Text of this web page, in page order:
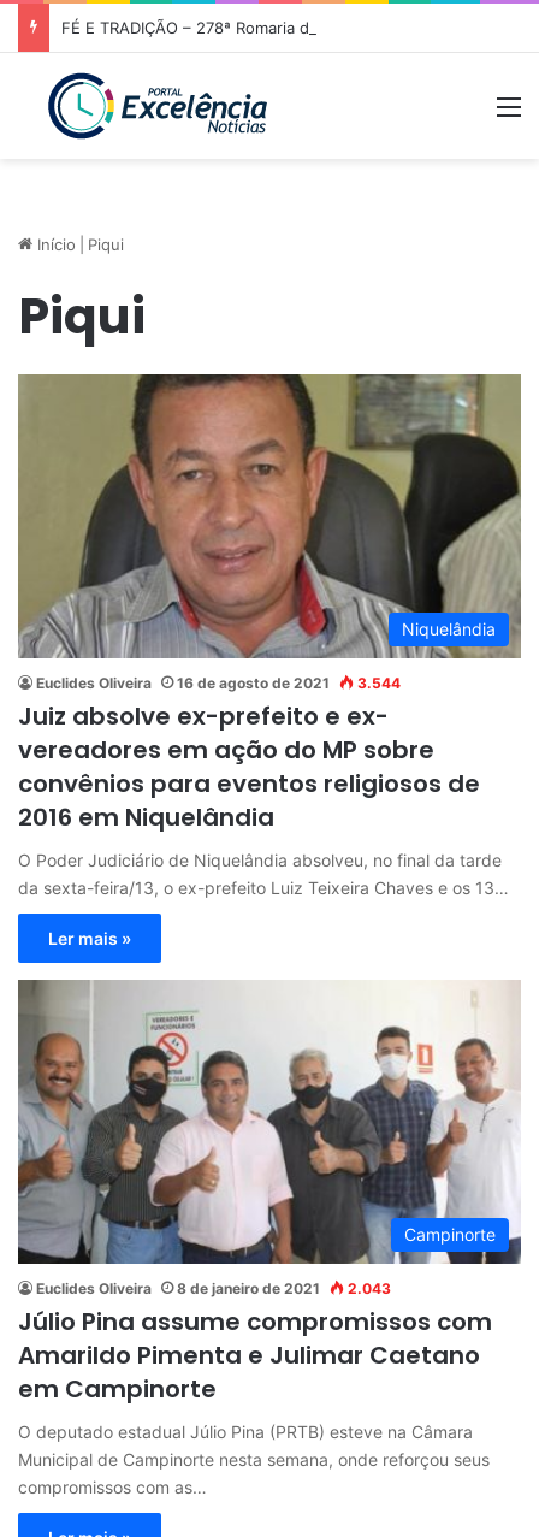
Início Piqui
Piqui
Niquelândia
Euclides Oliveira 16 de agosto de 2021 3.544
Juiz absolve ex-prefeito e ex-
vereadores em ação do MP sobre
convênios para eventos religiosos de
2016 em Niquelândia
O Poder Judiciário de Niquelândia absolveu, no final da tarde
da sexta-feira/13, o ex-prefeito Luiz Teixeira Chaves e os 13…
Ler mais »
Campinorte
Euclides Oliveira 8 de janeiro de 2021 2.043
Júlio Pina assume compromissos com
Amarildo Pimenta e Julimar Caetano
em Campinorte
O deputado estadual Júlio Pina (PRTB) esteve na Câmara
Municipal de Campinorte nesta semana, onde reforçou seus
compromissos com as…